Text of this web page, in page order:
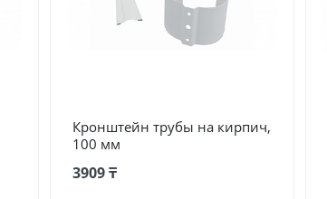
Кронштейн трубы на кирпич,
100 мм
3909 ₸